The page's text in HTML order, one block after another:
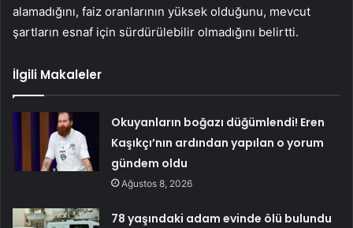
alamadığını, faiz oranlarının yüksek olduğunu, mevcut
şartların esnaf için sürdürülebilir olmadığını belirtti.
İlgili Makaleler
Okuyanların boğazı düğümlendi! Eren
Kaşıkçı’nın ardından yapılan o yorum
gündem oldu
Ağustos 8, 2026
78 yaşındaki adam evinde ölü bulundu